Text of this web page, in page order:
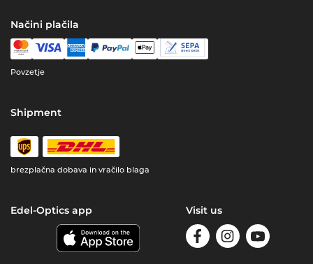
Načini plačila
Povzetje
Shipment
brezplačna dobava in vračilo blaga
Edel-Optics app Visit us